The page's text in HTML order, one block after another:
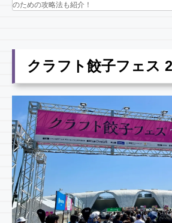
のための攻略法も紹介！
クラフト餃子フェス